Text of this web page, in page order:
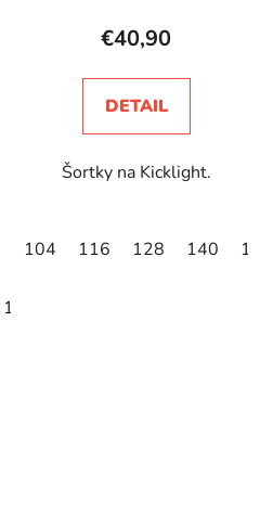
152
€40,90
DETAIL
Šortky na Kicklight.
104 116 128 140